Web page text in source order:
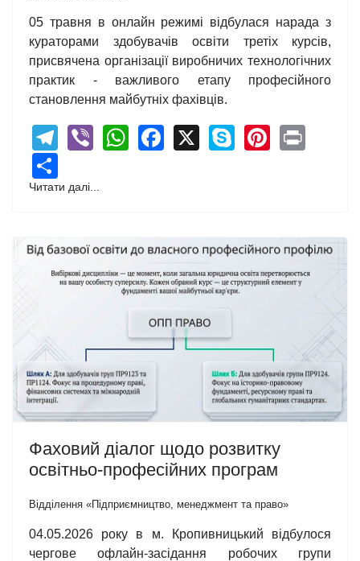
05 травня в онлайн режимі відбулася нарада з
кураторами здобувачів освіти третіх курсів,
присвячена організації виробничих технологічних
практик - важливого етапу професійного
становлення майбутніх фахівців.
Telegram
ViberWhatsApp
Facebook
X Skype
Читати далі...
Фаховий діалог щодо розвитку
освітньо-професійних програм
Відділення «Підприємництво, менеджмент та право»
04.05.2026 року в м. Кропивницький відбулося
чергове офлайн-засідання робочих групи